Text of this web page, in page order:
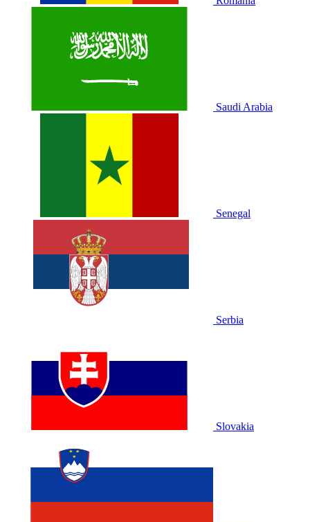
Saudi Arabia
Senegal
Serbia
Slovakia